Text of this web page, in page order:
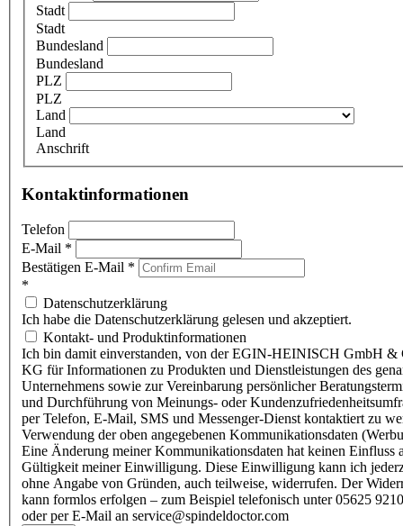
Stadt
Stadt
Bundesland
Bundesland
PLZ
PLZ
Land
Land
Anschrift
Kontaktinformationen
Telefon
E-Mail *
Bestätigen E-Mail *
*
Datenschutzerklärung
Ich habe die Datenschutzerklärung gelesen und akzeptiert.
Kontakt- und Produktinformationen
Ich bin damit einverstanden, von der EGIN-HEINISCH GmbH &
KG für Informationen zu Produkten und Dienstleistungen des
Unternehmens sowie zur Vereinbarung persönlicher
und Durchführung von Meinungs- oder
per Telefon, E-Mail, SMS und Messenger-Dienst kontaktiert zu
Verwendung der oben angegebenen Kommunikationsdaten
Eine Änderung meiner Kommunikationsdaten hat keinen Einfluss
Gültigkeit meiner Einwilligung. Diese Einwilligung kann ich
ohne Angabe von Gründen, auch teilweise, widerrufen. Der
kann formlos erfolgen – zum Beispiel telefonisch unter 05625
oder per E-Mail an service@spindeldoctor.com